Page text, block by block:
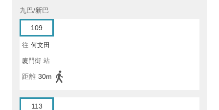
九巴/新巴
109
往 何文田
廈門街 站
距離 30m
113